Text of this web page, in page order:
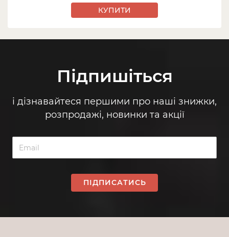
КУПИТИ
Підпишіться
і дізнавайтеся першими про наші знижки,
розпродажі, новинки та акції
ПІДПИСАТИСЬ